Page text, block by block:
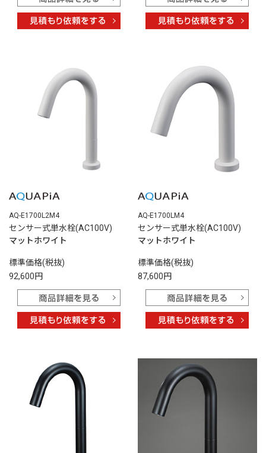
AQ-E1700L2M4
センサー式単水栓(AC100V)
マットホワイト
標準価格(税抜)
92,600円
AQ-E1700LM4
センサー式単水栓(AC100V)
マットホワイト
標準価格(税抜)
87,600円